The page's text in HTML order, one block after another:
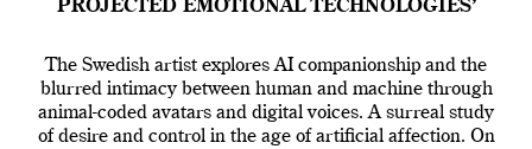
PROJECTED EMOTIONAL TECHNOLOGIES’
The Swedish artist explores AI companionship and the
blurred intimacy between human and machine through
animal-coded avatars and digital voices. A surreal study
of desire and control in the age of artificial affection. On